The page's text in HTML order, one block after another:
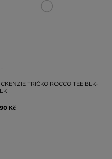
TRIČKO ROCCO TEE BLK-
Kč